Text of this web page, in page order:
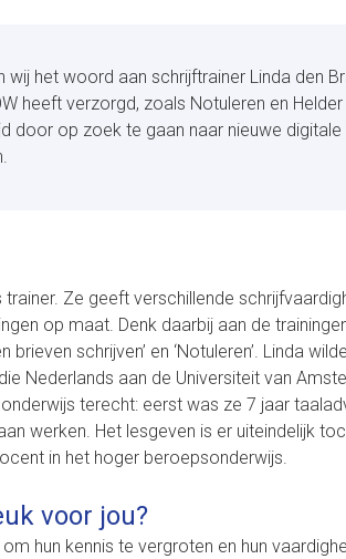
het woord aan schrijftrainer Linda den
heeft verzorgd, zoals Notuleren en
door op zoek te gaan naar nieuwe
Ze geeft verschillende
op maat. Denk daarbij aan de
brieven schrijven’ en ‘Notuleren’. Linda
Nederlands aan de Universiteit van
terecht: eerst was ze 7 jaar
werken. Het lesgeven is er uiteindelijk
in het hoger beroepsonderwijs.
voor jou?
hun kennis te vergroten en hun